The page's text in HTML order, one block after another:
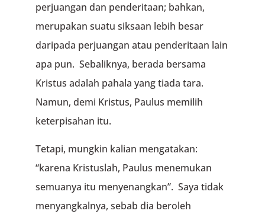
perjuangan dan penderitaan; bahkan,
merupakan suatu siksaan lebih besar
daripada perjuangan atau penderitaan lain
apa pun. Sebaliknya, berada bersama
Kristus adalah pahala yang tiada tara.
Namun, demi Kristus, Paulus memilih
keterpisahan itu.
Tetapi, mungkin kalian mengatakan:
“karena Kristuslah, Paulus menemukan
semuanya itu menyenangkan”. Saya tidak
menyangkalnya, sebab dia beroleh